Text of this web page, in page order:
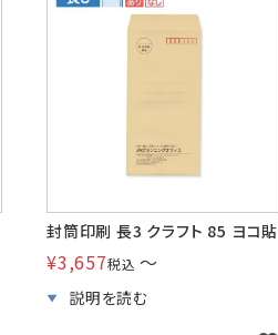
封筒印刷 長3 クラフト 85 ヨコ貼
¥3,657税込 〜